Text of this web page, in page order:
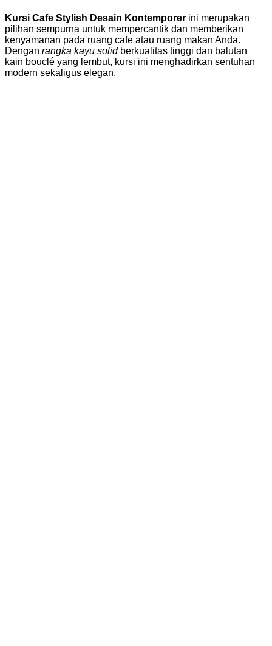
Kursi Cafe Stylish Desain Kontemporer ini merupakan
pilihan sempurna untuk mempercantik dan memberikan
kenyamanan pada ruang cafe atau ruang makan Anda.
Dengan rangka kayu solidberkualitas tinggi dan balutan
kain bouclé yang lembut, kursi ini menghadirkan sentuhan
modern sekaligus elegan.